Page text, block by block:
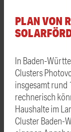
PLAN VON
In Baden-
Clusters
insgesamt rund
rechnerisch
Haushalte im
Cluster Baden-